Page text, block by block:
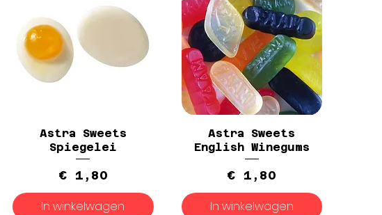
Astra Sweets
Spiegelei
Prijs
€ 1,80
In winkelwagen
Astra Sweets
English Winegums
Prijs
€ 1,80
In winkelwagen